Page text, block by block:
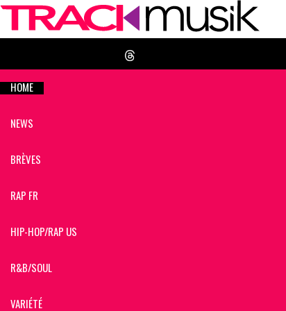
HOME
NEWS
BRÈVES
RAP FR
HIP-HOP/RAP US
R&B/SOUL
VARIÉTÉ